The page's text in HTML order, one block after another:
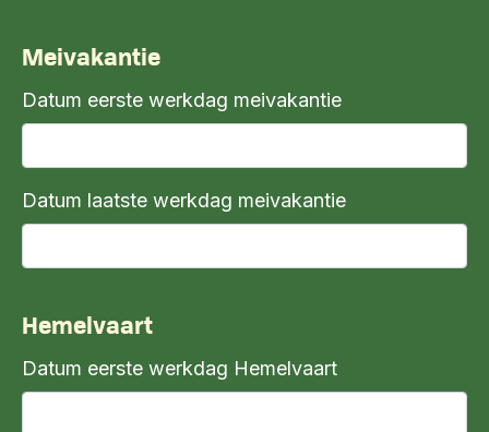
Meivakantie
Datum eerste werkdag meivakantie
Datum laatste werkdag meivakantie
Hemelvaart
Datum eerste werkdag Hemelvaart